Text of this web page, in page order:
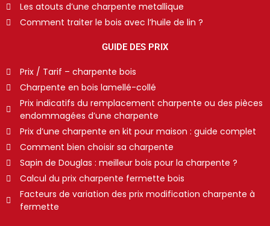
Les atouts d’une charpente metallique
Comment traiter le bois avec l’huile de lin ?
GUIDE DES PRIX
Prix / Tarif – charpente bois
Charpente en bois lamellé-collé
Prix indicatifs du remplacement charpente ou des pièces
endommagées d’une charpente
Prix d’une charpente en kit pour maison : guide complet
Comment bien choisir sa charpente
Sapin de Douglas : meilleur bois pour la charpente ?
Calcul du prix charpente fermette bois
Facteurs de variation des prix modification charpente à
fermette